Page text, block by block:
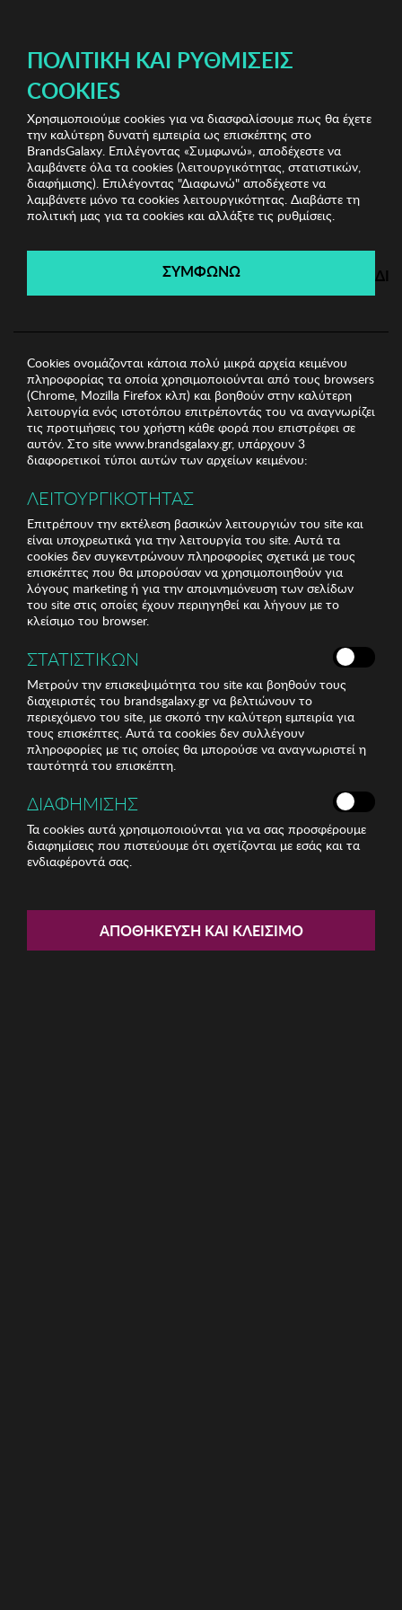
Branded Underwear Γυναικεία Εσώρουχα
Γυναικείο
Σλιπ Selene
Branded Underwear
Λήγει σε: 00ημέρες | 00ώρες 00λεπτά 00δευτ.
Γυναικείο Σλιπ Selene
ΠΟΛΙΤΙΚΉ ΚΑΙ ΡΥΘΜΊΣΕΙΣ
COOKIES
Χρησιμοποιούμε cookies για να διασφαλίσουμε πως θα έχετε
την καλύτερη δυνατή εμπειρία ως επισκέπτης στο
BrandsGalaxy. Επιλέγοντας «Συμφωνώ», αποδέχεστε να
λαμβάνετε όλα τα cookies (λειτουργικότητας, στατιστικών,
διαφήμισης). Επιλέγοντας "Διαφωνώ" αποδέχεστε να
λαμβάνετε μόνο τα cookies λειτουργικότητας. Διαβάστε τη
πολιτική μας για τα cookies και αλλάξτε τις ρυθμίσεις.
ΣΥΜΦΩΝΩ
Cookies ονομάζονται κάποια πολύ μικρά αρχεία κειμένου
πληροφορίας τα οποία χρησιμοποιούνται από τους browsers
(Chrome, Mozilla Firefox κλπ) και βοηθούν στην καλύτερη
λειτουργία ενός ιστοτόπου επιτρέποντάς του να αναγνωρίζει
τις προτιμήσεις του χρήστη κάθε φορά που επιστρέφει σε
αυτόν. Στο site www.brandsgalaxy.gr, υπάρχουν 3
διαφορετικοί τύποι αυτών των αρχείων κειμένου:
ΛΕΙΤΟΥΡΓΙΚΟΤΗΤΑΣ
Επιτρέπουν την εκτέλεση βασικών λειτουργιών του site και
είναι υποχρεωτικά για την λειτουργία του site. Αυτά τα
cookies δεν συγκεντρώνουν πληροφορίες σχετικά με τους
επισκέπτες που θα μπορούσαν να χρησιμοποιηθούν για
λόγους marketing ή για την απομνημόνευση των σελίδων
του site στις οποίες έχουν περιηγηθεί και λήγουν με το
κλείσιμο του browser.
ΣΤΑΤΙΣΤΙΚΩΝ
Μετρούν την επισκεψιμότητα του site και βοηθούν τους
διαχειριστές του brandsgalaxy.gr να βελτιώνουν το
περιεχόμενο του site, με σκοπό την καλύτερη εμπειρία για
τους επισκέπτες. Αυτά τα cookies δεν συλλέγουν
πληροφορίες με τις οποίες θα μπορούσε να αναγνωριστεί η
ταυτότητά του επισκέπτη.
ΔΙΑΦΗΜΙΣΗΣ
Τα cookies αυτά χρησιμοποιούνται για να σας προσφέρουμε
διαφημίσεις που πιστεύουμε ότι σχετίζονται με εσάς και τα
ενδιαφέροντά σας.
ΑΠΟΘΉΚΕΥΣΗ ΚΑΙ ΚΛΕΊΣΙΜΟ